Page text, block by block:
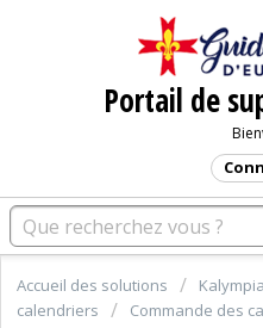
Accueil des solutions
calendriers
Commande des